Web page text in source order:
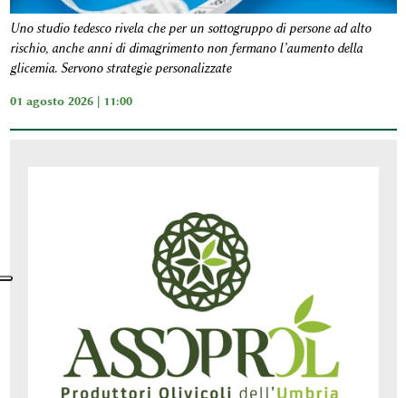
Uno studio tedesco rivela che per un sottogruppo di persone ad alto
rischio, anche anni di dimagrimento non fermano l’aumento della
glicemia. Servono strategie personalizzate
01 agosto 2026 | 11:00